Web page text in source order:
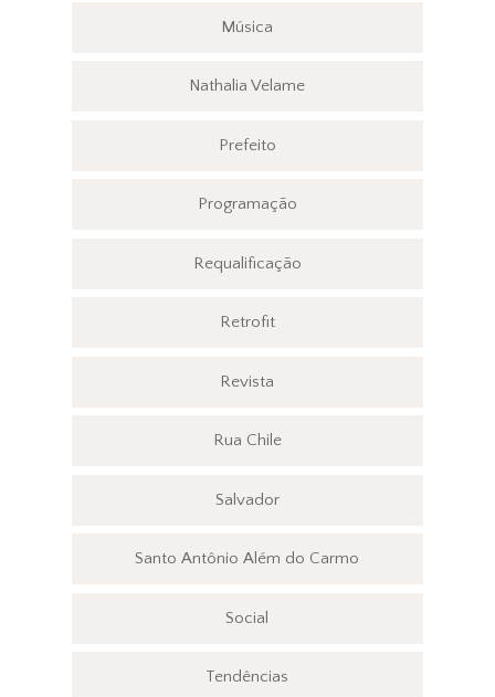
Música
Nathalia Velame
Prefeito
Programação
Requalificação
Retrofit
Revista
Rua Chile
Salvador
Santo Antônio Além do Carmo
Social
Tendências